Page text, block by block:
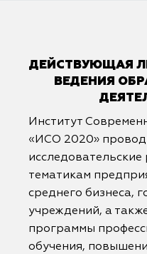
ДЕЙСТВУЮЩАЯ
ВЕДЕНИЯ
Институт
«ИСО 2020»
тематикам
среднего бизнеса,
учреждений, а
программы
обучения,